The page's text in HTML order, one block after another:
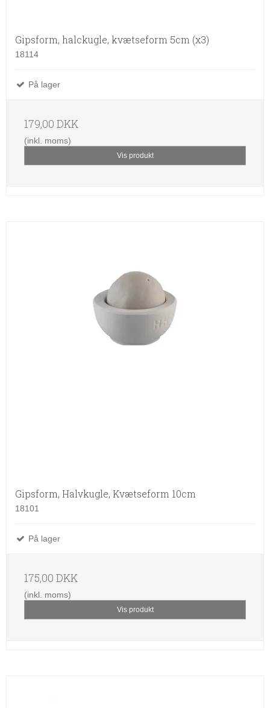
Gipsform, halckugle, kvætseform 5cm (x3)
18114
På lager
179,00 DKK
(inkl. moms)
Vis produkt
Gipsform, Halvkugle, Kvætseform 10cm
18101
På lager
175,00 DKK
(inkl. moms)
Vis produkt